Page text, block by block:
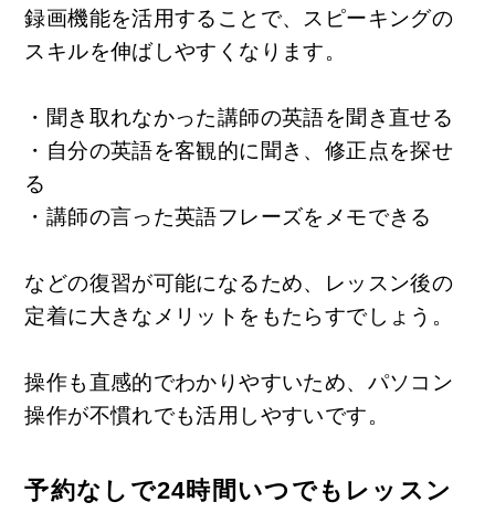
録画機能を活用することで、スピーキングの
スキルを伸ばしやすくなります。
・聞き取れなかった講師の英語を聞き直せる
・自分の英語を客観的に聞き、修正点を探せ
る
・講師の言った英語フレーズをメモできる
などの復習が可能になるため、レッスン後の
定着に大きなメリットをもたらすでしょう。
操作も直感的でわかりやすいため、パソコン
操作が不慣れでも活用しやすいです。
予約なしで24時間いつでもレッスン